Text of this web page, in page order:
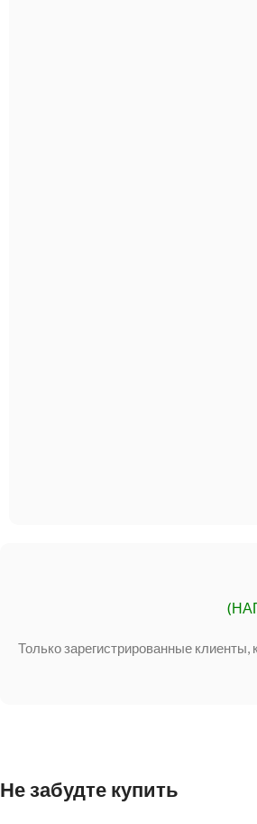
Только зарегистрированные
Не забудте купить